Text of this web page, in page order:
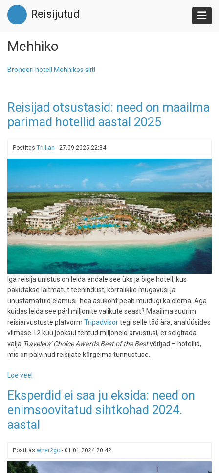
Liigu
edasi
põhisisu
Reisijutud
Mehhiko
Broneeri hotell Mehhikos siit!
Reisijad otsustasid: need on maailma
parimad hotellid aastal 2025
Postitas Trillian - 27.09.2025 22:34
Iga reisija unistus on leida endale see üks ja õige hotell, kus
pakutakse laitmatut teenindust, korralikke mugavusi ja
unustamatuid elamusi. hea asukoht peab muidugi ka olema. Aga
kuidas leida see pärl miljonite valikute seast? Maailma suurim
reisiarvustuste platvorm Tripadvisortegi selle töö ära, analüüsides
viimase 12 kuu jooksul tehtud miljoneid arvustusi, et selgitada
välja Travelers’ Choice Awards Best of the Bestvõitjad – hotellid,
mis on pälvinud reisijate kõrgeima tunnustuse.
Loe veel
otsustasid:
need
on
maailma
hotellid
aastal
Eksperdid ei saa ju eksida: need on
enimsoovitatud sihtkohad 2024.
aastal
Postitas wher2go - 01.01.2024 20:42